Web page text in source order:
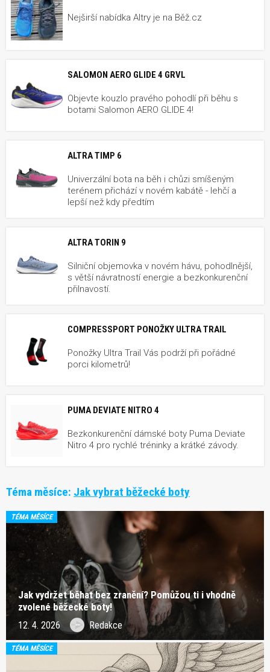
Nejširší nabídka Altry je na Běž.cz
SALOMON AERO GLIDE 4 GRVL
Objevte kouzlo pravého pohodlí při běhu s
botami Salomon AERO GLIDE 4!
ALTRA TIMP 6
Univerzální bota na běh i chůzi smíšeným
terénem přichází v novém kabátě - lehčí a
lepší než kdy předtím
ALTRA TORIN 9
Silniční objemovka v novém hávu, pohodlnější,
s větší návratností energie a bezkonkurenční
přilnavostí.
COMPRESSPORT PONOŽKY ULTRA TRAIL
Ponožky Ultra Trail Vás podrží při pořádné
porci kilometrů!
PUMA DEVIATE NITRO 4
Bezkonkurenční dámské boty Puma Deviate
Nitro 4 pro rychlé tréninky a krátké závody.
Téma měsíce: Jak vybrat běžecké boty
TÉMA MĚSÍCE
Jak vydržet běhat bez zranění? Pomůžou ti i vhodně
zvolené běžecké boty!
12. 4. 2026 Redakce
TÉMA MĚSÍCE